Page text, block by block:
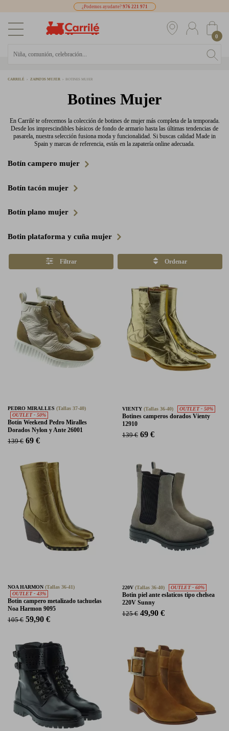
¿Podemos ayudarte? 976 221 971
0
CARRILÉ ZAPATOS MUJER BOTINES MUJER
Botines Mujer
En Carrilé te ofrecemos la colección de botines de mujer más completa de la temporada.
Desde los imprescindibles básicos de fondo de armario hasta las últimas tendencias de
pasarela, nuestra selección fusiona moda y funcionalidad. Si buscas calidad Made in
Spain y marcas de referencia, estás en la zapatería online adecuada.
Botín campero mujer
Botín tacón mujer
Botín plano mujer
Botin plataforma y cuña mujer
Filtrar Ordenar
PEDRO MIRALLES (Tallas 37-40)
OUTLET - 50%
Botín Weekend Pedro Miralles
Dorados Nylon y Ante 26001
139 € 69 €
VIENTY (Tallas 36-40) OUTLET - 50%
Botines camperos dorados Vienty
12910
139 € 69 €
NOA HARMON (Tallas 36-41)
OUTLET - 43%
Botin campero metalizado tachuelas
Noa Harmon 9095
105 € 59,90 €
220V (Tallas 36-40) OUTLET - 60%
Botin piel ante eslaticos tipo chelsea
220V Sunny
125 € 49,90 €